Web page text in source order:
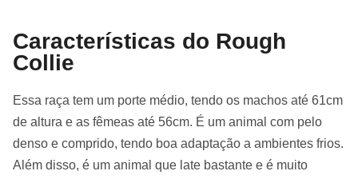
Características do Rough
Collie
Essa raça tem um porte médio, tendo os machos até 61cm
de altura e as fêmeas até 56cm. É um animal com pelo
denso e comprido, tendo boa adaptação a ambientes frios.
Além disso, é um animal que late bastante e é muito